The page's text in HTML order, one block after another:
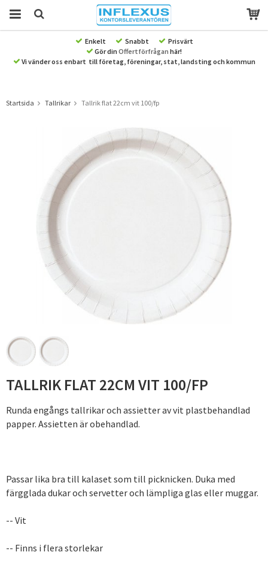
Produkten har blivit tillagd i varukorgen
Enkelt Snabbt
Prisvärt
Gör din Offertförfrågan här!
Vi vänder oss enbart till företag, föreningar, stat, landsting och kommun
Startsida Tallrikar Tallrik flat 22cm vit 100/fp
TALLRIK FLAT 22CM VIT 100/FP
Runda engångs tallrikar och assietter av vit plastbehandlad
papper. Assietten är obehandlad.
Passar lika bra till kalaset som till picknicken. Duka med
färgglada dukar och servetter och lämpliga glas eller muggar.
-- Vit
-- Finns i flera storlekar